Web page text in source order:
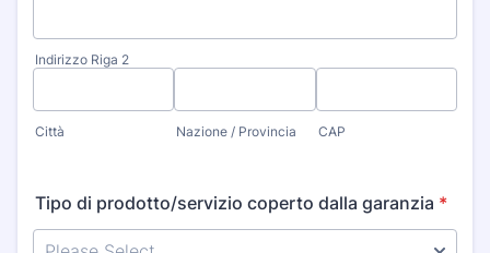
Indirizzo Riga 2
Città Nazione / Provincia CAP
Tipo di prodotto/servizio coperto dalla garanzia *